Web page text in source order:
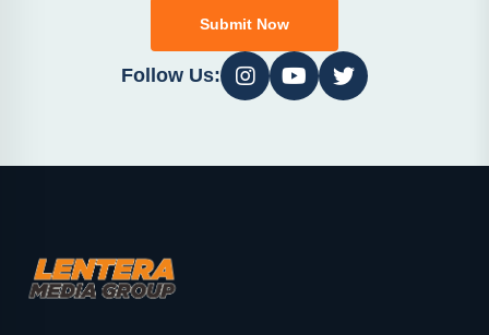
Submit Now
Follow Us: